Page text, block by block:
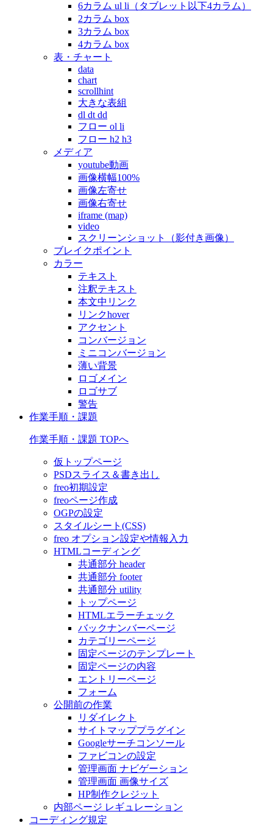
6カラム ul li（タブレット以下4カラム）
2カラム box
3カラム box
4カラム box
表・チャート
data
chart
scrollhint
大きな表組
dl dt dd
フロー ol li
フロー h2 h3
メディア
youtube動画
画像横幅100%
画像左寄せ
画像右寄せ
iframe (map)
video
スクリーンショット（影付き画像）
ブレイクポイント
カラー
テキスト
注釈テキスト
本文中リンク
リンクhover
アクセント
コンバージョン
ミニコンバージョン
薄い背景
ロゴメイン
ロゴサブ
警告
作業手順・課題
作業手順・課題 TOPへ
仮トップページ
PSDスライス＆書き出し
freo初期設定
freoページ作成
OGPの設定
スタイルシート(CSS)
freo オプション設定や情報入力
HTMLコーディング
共通部分 header
共通部分 footer
共通部分 utility
トップページ
HTMLエラーチェック
バックナンバーページ
カテゴリーページ
固定ページのテンプレート
固定ページの内容
エントリーページ
フォーム
公開前の作業
リダイレクト
サイトマッププラグイン
Googleサーチコンソール
ファビコンの設定
管理画面 ナビゲーション
管理画面 画像サイズ
HP制作クレジット
内部ページ レギュレーション
コーディング規定